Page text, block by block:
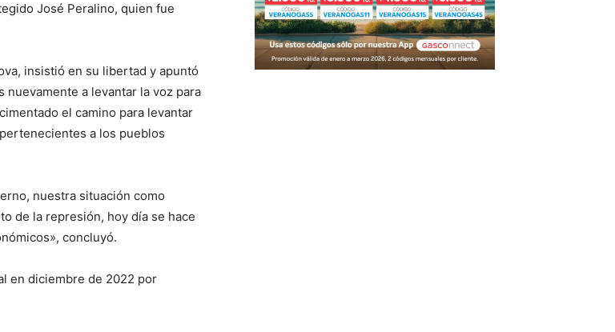
José Peralino, quien fue
insistió en su libertad y apuntó
nuevamente a levantar la voz para
el camino para levantar
a los pueblos
nuestra situación como
de la represión, hoy día se hace
concluyó.
en diciembre de 2022 por